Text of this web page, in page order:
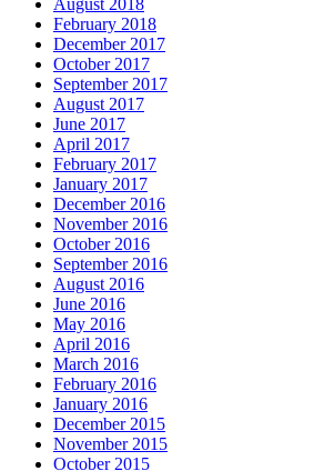
August 2018
February 2018
December 2017
October 2017
September 2017
August 2017
June 2017
April 2017
February 2017
January 2017
December 2016
November 2016
October 2016
September 2016
August 2016
June 2016
May 2016
April 2016
March 2016
February 2016
January 2016
December 2015
November 2015
October 2015